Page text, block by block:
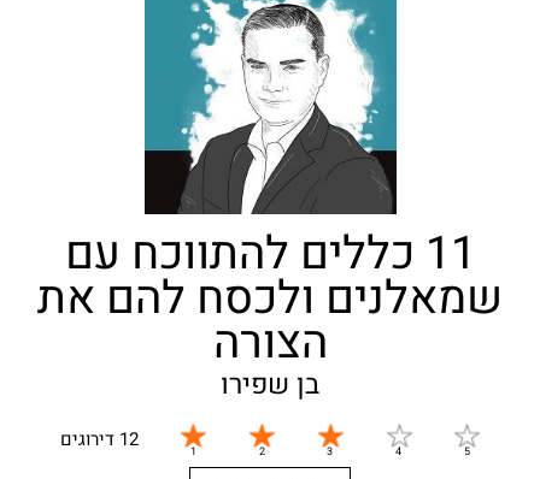
11 כללים להתווכח עם
שמאלנים ולכסח להם את
הצורה
בן שפירו
12 דירוגים